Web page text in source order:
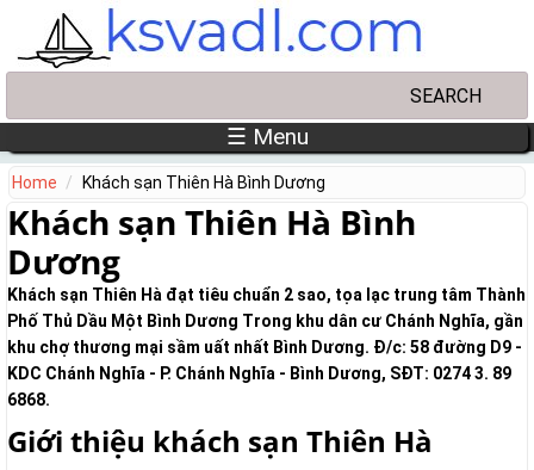
Skip to main content
☰ Menu
Home Khách sạn Thiên Hà Bình Dương
Khách sạn Thiên Hà Bình
Dương
Khách sạn Thiên Hà đạt tiêu chuẩn 2 sao, tọa lạc trung tâm Thành
Phố Thủ Dầu Một Bình Dương Trong khu dân cư Chánh Nghĩa, gần
khu chợ thương mại sầm uất nhất Bình Dương. Đ/c: 58 đường D9 -
KDC Chánh Nghĩa - P. Chánh Nghĩa - Bình Dương, SĐT: 0274 3. 89
6868.
Giới thiệu khách sạn Thiên Hà